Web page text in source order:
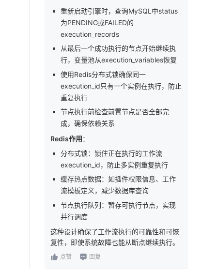
重新启动引擎时，查询MySQL中status
为PENDING或FAILED的
execution_records
从最后一个成功执行的节点开始继续执
行，变量池从execution_variables恢复
使用Redis分布式锁确保同一
execution_id只有一个实例在执行，防止
重复执行
节点执行前检查前置节点是否全部完
成，确保依赖关系
Redis作用：
分布式锁：锁住正在执行的工作流
execution_id，防止多实例重复执行
缓存热点数据：如插件权限信息、工作
流模板定义，减少数据库查询
节点执行队列：暂存可执行节点，实现
并行调度
这种设计确保了工作流执行的可靠性和可恢
复性，即使系统故障也能从断点继续执行。
点赞 回复